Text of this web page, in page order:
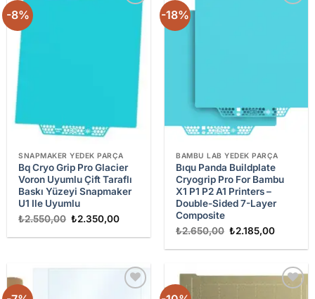
-8%
Add to
wishlist
SNAPMAKER YEDEK PARÇA
Bq Cryo Grip Pro Glacier
Voron Uyumlu Çift Taraflı
Baskı Yüzeyi Snapmaker
U1 Ile Uyumlu
₺2.550,00 Orijinal
₺2.550,00.
₺2.350,00Şu
fiyat:
-18%
BAMBU LAB YEDEK PARÇA
Bıqu Panda Buildplate
Cryogrip Pro For Bambu
X1 P1 P2 A1 Printers –
Double-Sided 7-Layer
Composite
₺2.650,00 Orijinal
₺2.650,00.
₺2.185,00Şu
fiyat: